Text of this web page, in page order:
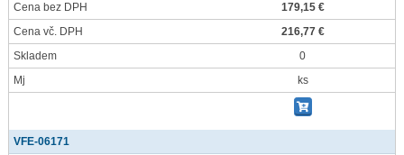
Cena bez DPH
179,15 €
Cena vč. DPH
216,77 €
Skladem
0
Mj
ks
VFE-06171